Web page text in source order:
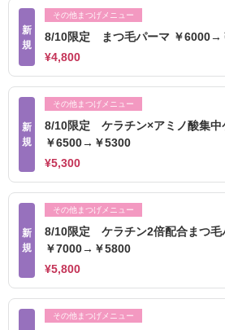
新
規
その他まつげメニュー
8/10限定 まつ毛パーマ ￥6000→
¥4,800
新
規
その他まつげメニュー
8/10限定 ケラチン×アミノ酸集
￥6500→￥5300
¥5,300
新
規
その他まつげメニュー
8/10限定 ケラチン2倍配合まつ
￥7000→￥5800
¥5,800
その他まつげメニュー